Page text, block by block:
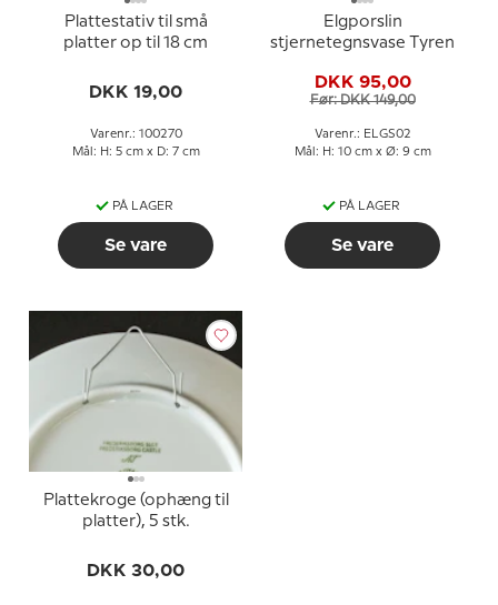
Plattestativ til små
platter op til 18 cm
DKK 19,00
Varenr.: 100270
Mål: H: 5 cm x D: 7 cm
PÅ LAGER
Se vare
Elgporslin
stjernetegnsvase Tyren
DKK 95,00
Før: DKK 149,00
Varenr.: ELGS02
Mål: H: 10 cm x Ø: 9 cm
PÅ LAGER
Se vare
Plattekroge (ophæng til
platter), 5 stk.
DKK 30,00